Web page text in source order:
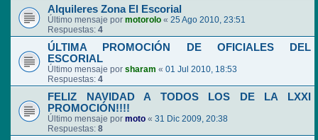
Alquileres Zona El Escorial
Último mensaje por motorolo « 25 Ago 2010, 23:51
Respuestas: 4
ÚLTIMA PROMOCIÓN DE OFICIALES DEL
ESCORIAL
Último mensaje por sharam « 01 Jul 2010, 18:53
Respuestas: 4
FELIZ NAVIDAD A TODOS LOS DE LA LXXI
PROMOCIÓN!!!!
Último mensaje por moto « 31 Dic 2009, 20:38
Respuestas: 8